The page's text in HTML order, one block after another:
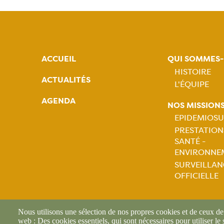
Nous utilisons une sélection de nos propres cookies et de ceux
web : Des cookies essentiels, qui sont nécessaires pour utiliser le
ACCUEIL
ACTUALITÉS
AGENDA
QUI
HISTOIRE
L'ÉQUIPE
NOS
SANTÉ -
OFFICIELLE